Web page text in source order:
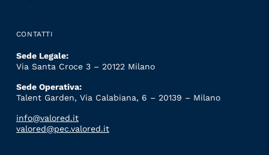
CONTATTI
Sede Legale:
Via Santa Croce 3 – 20122 Milano
Sede Operativa:
Talent Garden, Via Calabiana, 6 – 20139 – Milano
info@valored.it
valored@pec.valored.it